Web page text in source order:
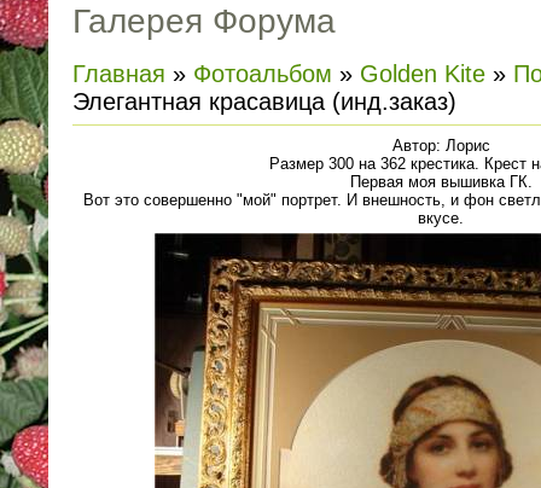
Галерея Форума
Главная » Фотоальбом » Golden Kite »
Элегантная красавица (инд.заказ)
Автор: Лорис
Размер 300 на 362 крестика. Крест
Первая моя вышивка ГК.
Вот это совершенно "мой" портрет. И внешность, и фон
вкусе.